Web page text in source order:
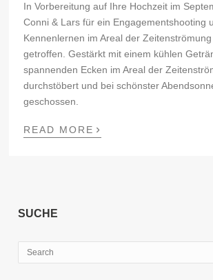
In Vorbereitung auf Ihre Hochzeit im
Conni & Lars für ein Engagementshooting
Kennenlernen im Areal derZeitenströmung
getroffen. Gestärkt mit einem kühlen
spannenden Ecken im Areal der
durchstöbert und bei schönster
geschossen.
READ MORE ›
SUCHE